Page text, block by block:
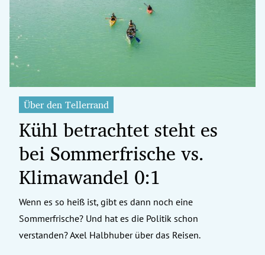
Untermenü
Untermenü
Untermenü
Untermenü
Untermenü
Untermenü
Untermenü
Untermenü
Untermenü
Über den Tellerrand
Kühl betrachtet steht es
bei Sommerfrische vs.
Klimawandel 0:1
Wenn es so heiß ist, gibt es dann noch eine
Sommerfrische? Und hat es die Politik schon
verstanden? Axel Halbhuber über das Reisen.